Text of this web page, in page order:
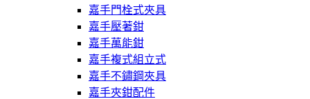
嘉手門栓式夾具
嘉手壓著鉗
嘉手萬能鉗
嘉手複式組立式
嘉手不鏽鋼夾具
嘉手夾鉗配件